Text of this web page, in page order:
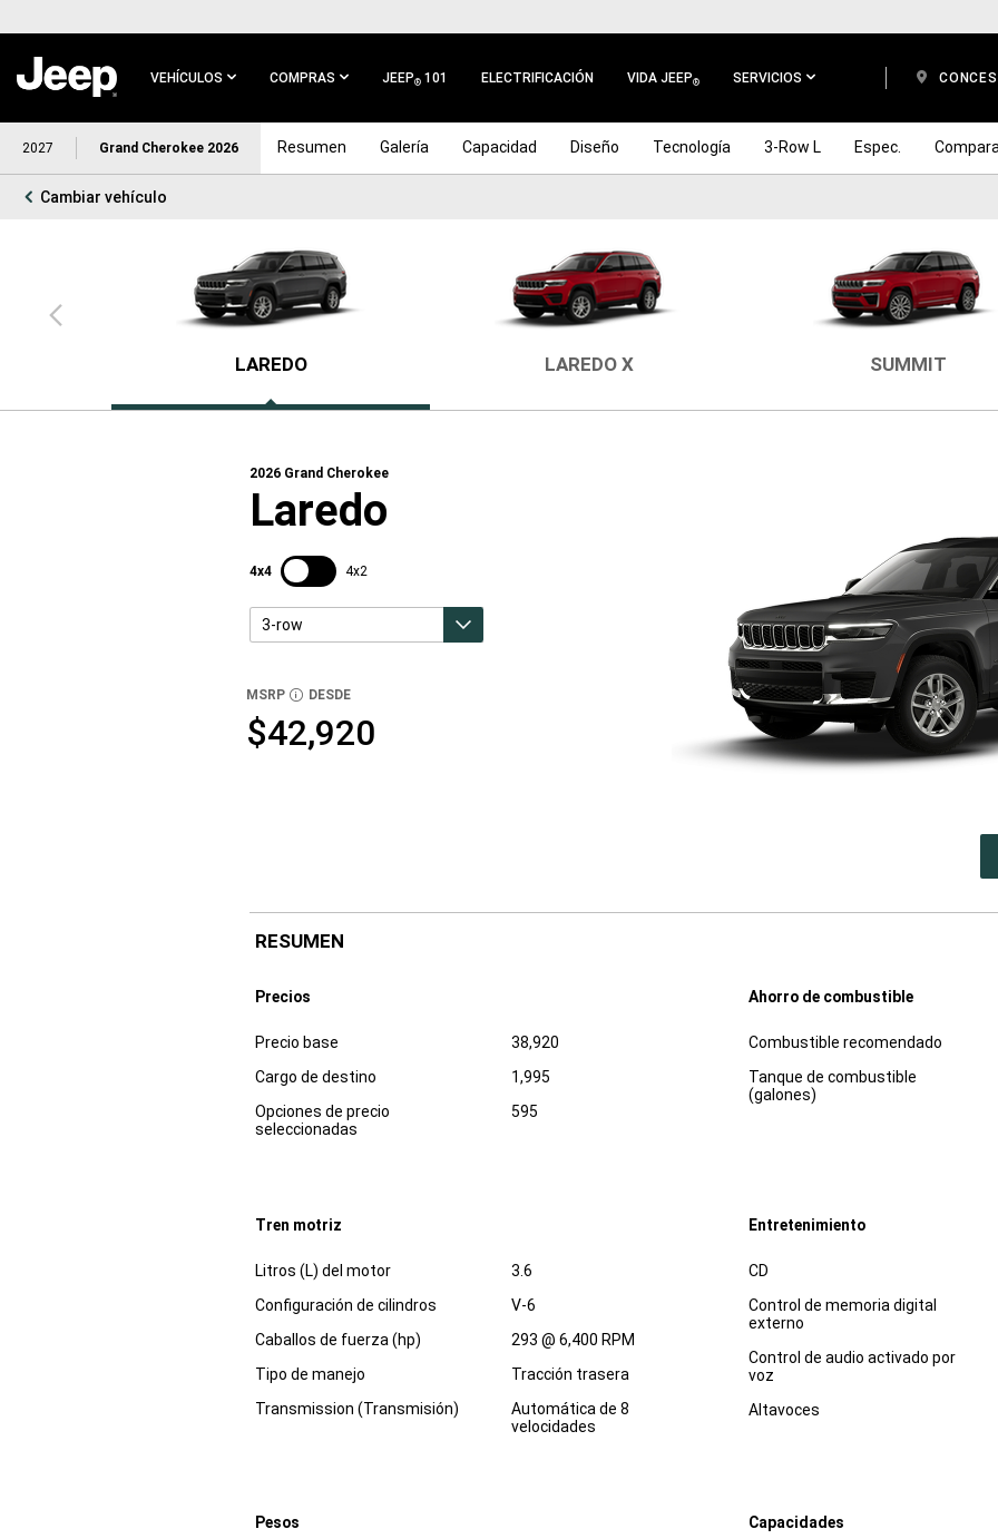
CONTENIDO
VEHÍCULOS COMPRAS JEEP® 101 ELECTRIFICACIÓN VIDA JEEP® SERVICIOS
IR A
NAVEGACIÓN
PRINCIPAL
2027 Grand Cherokee 2026 Resumen Galería Capacidad Diseño Tecnología 3-Row L Espec.
Cambiar vehículo
Vista
anterior
LAREDO LAREDO X SUMMIT
2026 Grand Cherokee
Laredo
4x4 SDPToggle
4x2
3-row
3-row
2-row
MSRP DISCLOSURE
DESDE
$42,920
RESUMEN
Precios
Especificaciones
Precio base
38,920
Cargo de destino
1,995
Opciones de precio
seleccionadas
595
Ahorro de combustible
Especificaciones Dimensiones
Combustible recomendado
Tanque de combustible
(galones)
Tren motriz
Especificaciones Dimensiones
Litros (L) del motor
3.6
Configuración de cilindros
V-6
Caballos de fuerza (hp)
293 @ 6,400 RPM
Tipo de manejo
Tracción trasera
Transmission (Transmisión)
Automática de 8
velocidades
Entretenimiento
Especificaciones
CD
Control de memoria digital
externo
Control de audio activado por
voz
Altavoces
Pesos Capacidades